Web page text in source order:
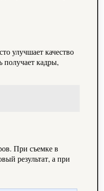
улучшает качество
получает кадры,
При съемке в
результат, а при